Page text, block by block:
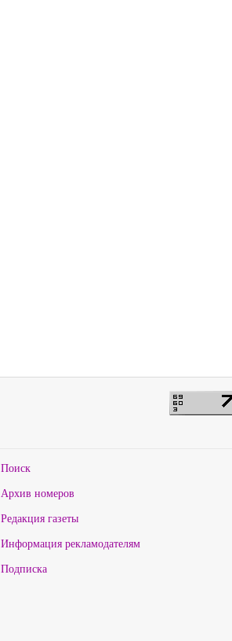
Поиск
Архив номеров
Редакция газеты
Информация рекламодателям
Подписка